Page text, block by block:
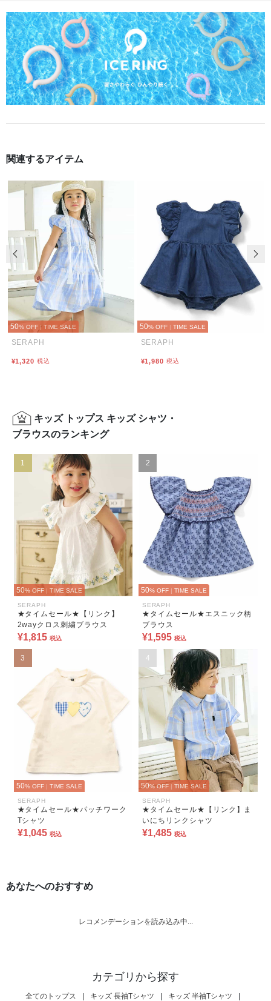
関連するアイテム
50% OFF | TIME SALE
SERAPH
¥1,320 税込
50% OFF | TIME SALE
SERAPH
¥1,980 税込
前の画像 次
キッズ トップス キッズ シャツ・
ブラウスのランキング
1
50% OFF | TIME SALE
SERAPH
★タイムセール★【リンク】
2wayクロス刺繍ブラウス
¥1,815 税込
2
50% OFF | TIME SALE
SERAPH
★タイムセール★エスニック柄
ブラウス
¥1,595 税込
3
50% OFF | TIME SALE
SERAPH
★タイムセール★パッチワーク
Tシャツ
¥1,045 税込
4
50% OFF | TIME SALE
SERAPH
★タイムセール★【リンク】ま
いにちリンクシャツ
¥1,485 税込
あなたへのおすすめ
レコメンデーションを読み込み中...
カテゴリから探す
全てのトップス | キッズ 長袖Tシャツ | キッズ 半袖Tシャツ |